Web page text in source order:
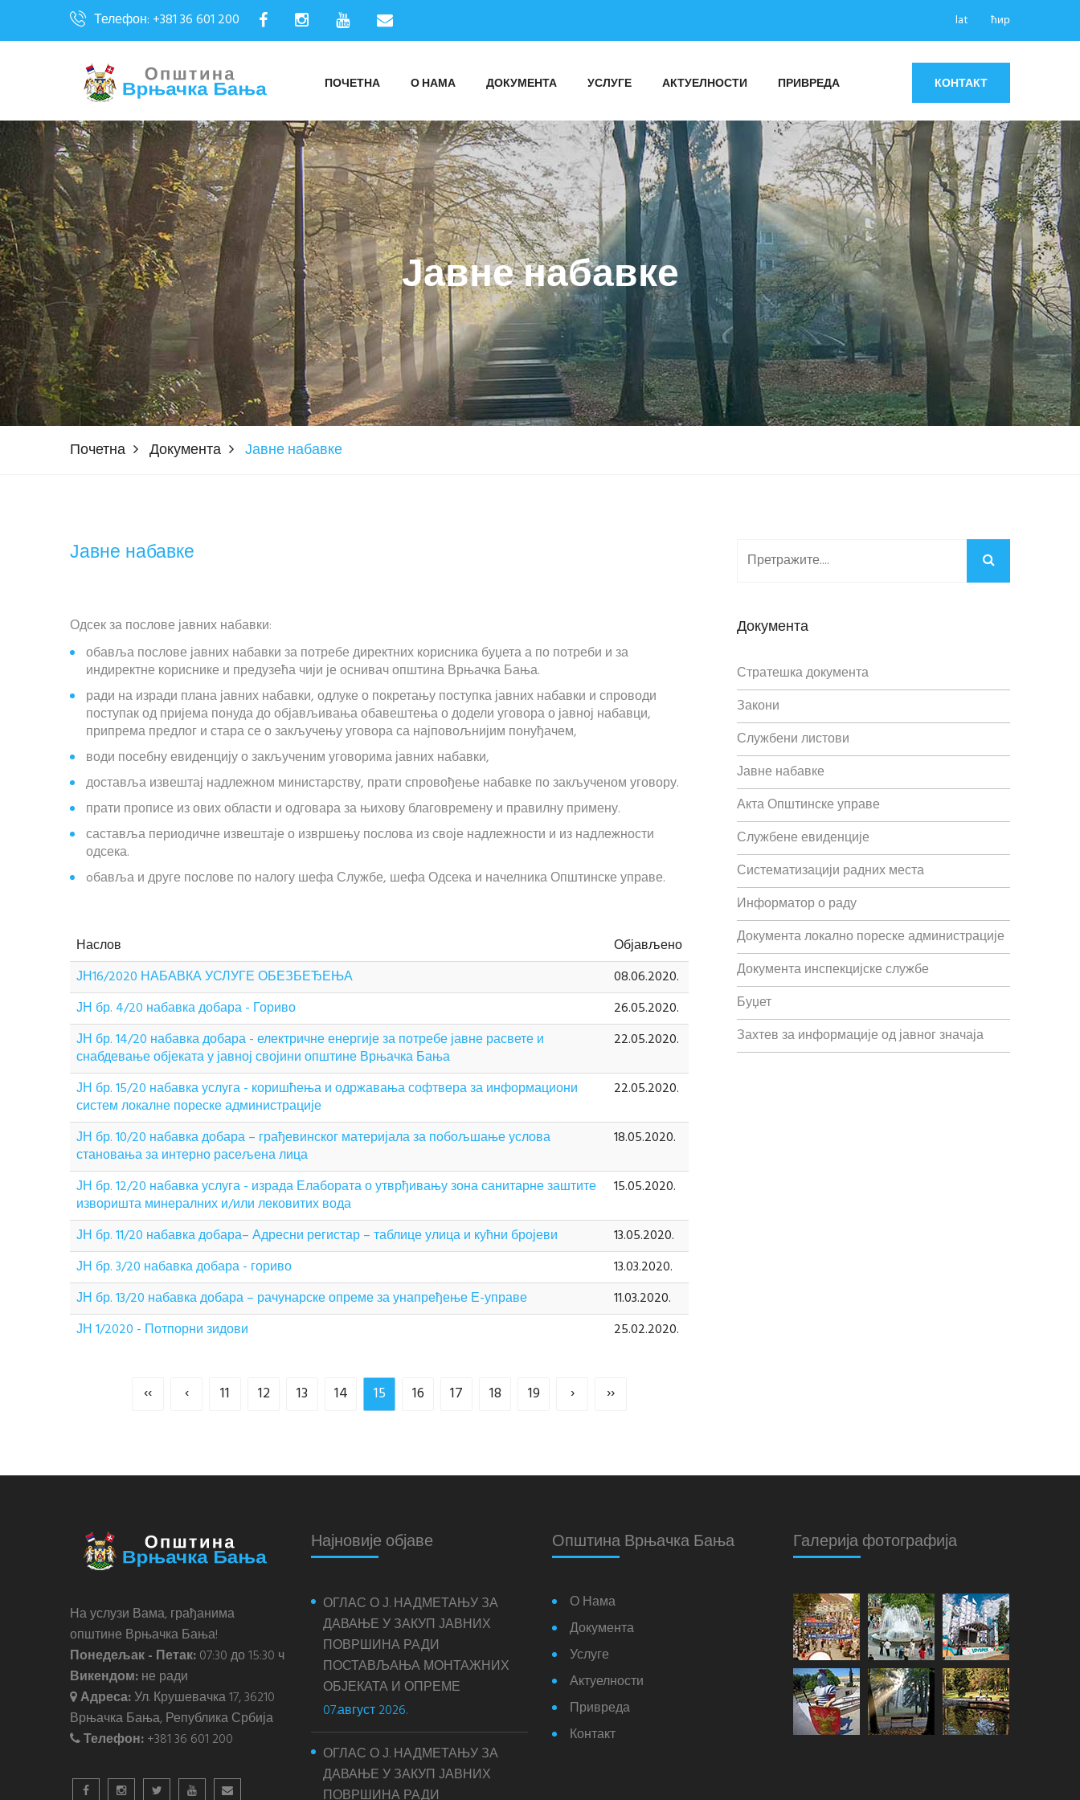
Телефон: +381 36 601 200 lat ћир
ПОЧЕТНА О НАМА ДОКУМЕНТА УСЛУГЕ АКТУЕЛНОСТИ ПРИВРЕДА КОНТАКТ
Јавне набавке
Почетна Документа Јавне набавке
Јавне набавке
Одсек за послове јавних набавки:
обавља послове јавних набавки за потребе директних корисника буџета а по потреби и за
индиректне кориснике и предузећа чији је оснивач општина Врњачка Бања.
ради на изради плана јавних набавки, одлуке о покретању поступка јавних набавки и спроводи
поступак од пријема понуда до објављивања обавештења о додели уговора о јавној набавци,
припрема предлог и стара се о закључењу уговора са најповољнијим понуђачем,
води посебну евиденцију о закљученим уговорима јавних набавки,
доставља извештај надлежном министарству, прати спровођење набавке по закљученом уговору.
прати прописе из ових области и одговара за њихову благовремену и правилну примену.
саставља периодичне извештаје о извршењу послова из своје надлежности и из надлежности
одсека.
oбавља и друге послове по налогу шефа Службе, шефа Одсека и начелника Општинске управе.
Наслов
Објављено
ЈН16/2020 НАБАВКА УСЛУГЕ ОБЕЗБЕЂЕЊА
08.06.2020.
ЈН бр. 4/20 набавка добара - Гориво
26.05.2020.
ЈН бр. 14/20 набавка добара - електричне енергије за потребе јавне расвете и
снабдевање објеката у јавној својини општине Врњачка Бања
22.05.2020.
ЈН бр. 15/20 набавка услуга - коришћења и одржавања софтвера за информациони
систем локалне пореске администрације
22.05.2020.
ЈН бр. 10/20 набавка добара – грађевинског материјала за побољшање услова
становања за интерно расељена лица
18.05.2020.
ЈН бр. 12/20 набавка услуга - израда Елабората о утврђивању зона санитарне заштите
изворишта минералних и/или лековитих вода
15.05.2020.
ЈН бр. 11/20 набавка добара– Адресни регистар – таблице улица и кућни бројеви
13.05.2020.
ЈН бр. 3/20 набавка добара - гориво
13.03.2020.
ЈН бр. 13/20 набавка добара – рачунарске опреме за унапређење Е-управе
11.03.2020.
ЈН 1/2020 - Потпорни зидови
25.02.2020.
‹‹ ‹ 11 12 13 14 15 16 17 18 19 › ››
Документа
Стратешка документа
Закони
Службени листови
Јавне набавке
Акта Општинске управе
Службене евиденције
Систематизацији радних места
Информатор о раду
Документа локално пореске администрације
Документа инспекцијске службе
Буџет
Захтев за информације од јавног значаја
На услузи Вама, грађанима
општине Врњачка Бања!
Понедељак - Петак:07:30 до 15:30 ч
Викендом:не ради
Адреса:Ул. Крушевачка 17, 36210
Врњачка Бања, Република Србија
Телефон:+381 36 601 200
Најновије објаве
ОГЛАС О Ј. НАДМЕТАЊУ ЗА
ДАВАЊЕ У ЗАКУП ЈАВНИХ
ПОВРШИНА РАДИ
ПОСТАВЉАЊА МОНТАЖНИХ
ОБЈЕКАТА И ОПРЕМЕ
07.август 2026.
ОГЛАС О Ј. НАДМЕТАЊУ ЗА
ДАВАЊЕ У ЗАКУП ЈАВНИХ
Општина Врњачка Бања
О Нама
Документа
Услуге
Актуелности
Привреда
Контакт
Галерија фотографија